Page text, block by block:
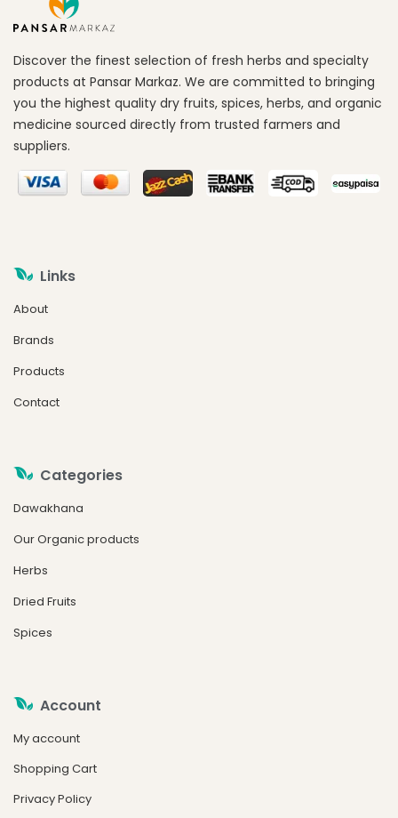
Discover the finest selection of fresh herbs and specialty
products at Pansar Markaz. We are committed to bringing
you the highest quality dry fruits, spices, herbs, and organic
medicine sourced directly from trusted farmers and
suppliers.
Links
About
Brands
Products
Contact
Categories
Dawakhana
Our Organic products
Herbs
Dried Fruits
Spices
Account
My account
Shopping Cart
Privacy Policy